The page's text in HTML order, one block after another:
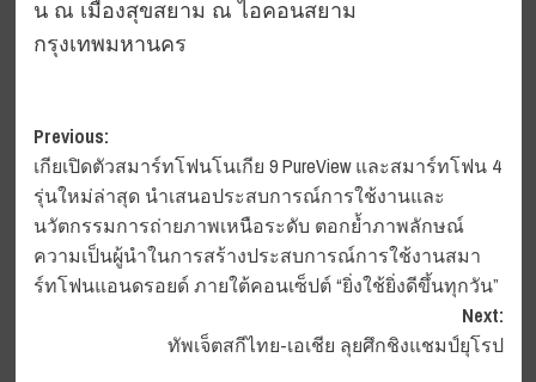
น ณ เมืองสุขสยาม ณ ไอคอนสยาม
กรุงเทพมหานคร
Post
navigation
Previous:
เกียเปิดตัวสมาร์ทโฟนโนเกีย 9 PureView และสมาร์ทโฟน 4
รุ่นใหม่ล่าสุด นำเสนอประสบการณ์การใช้งานและ
นวัตกรรมการถ่ายภาพเหนือระดับ ตอกย้ำภาพลักษณ์
ความเป็นผู้นำในการสร้างประสบการณ์การใช้งานสมา
ร์ทโฟนแอนดรอยด์ ภายใต้คอนเซ็ปต์ “ยิ่งใช้ยิ่งดีขึ้นทุกวัน”
Next:
ทัพเจ็ตสกีไทย-เอเชีย ลุยศึกชิงแชมป์ยุโรป